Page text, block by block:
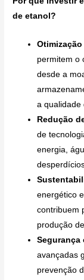
de etanol?
permitem o
desde a
a qualidade
Redução
de
energia,
energético
contribuem
produção
Segurança
avançadas
prevenção